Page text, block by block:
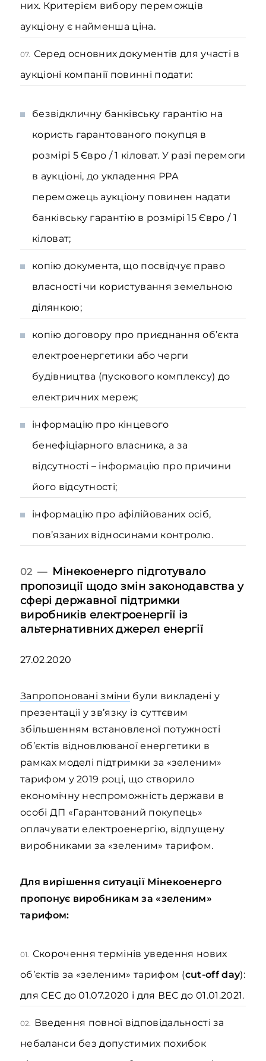
них. Критерієм вибору переможців
аукціону є найменша ціна.
07. Серед основних документів для участі в
аукціоні компанії повинні подати:
безвідкличну банківську гарантію на
користь гарантованого покупця в
розмірі 5 Євро / 1 кіловат. У разі перемоги
в аукціоні, до укладення РРА
переможець аукціону повинен надати
банківську гарантію в розмірі 15 Євро / 1
кіловат;
копію документа, що посвідчує право
власності чи користування земельною
ділянкою;
копію договору про приєднання об’єкта
електроенергетики або черги
будівництва (пускового комплексу) до
електричних мереж;
інформацію про кінцевого
бенефіціарного власника, а за
відсутності – інформацію про причини
його відсутності;
інформацію про афілійованих осіб,
пов’язаних відносинами контролю.
02 — Мінекоенерго підготувало
пропозиції щодо змін законодавства у
сфері державної підтримки
виробників електроенергії із
альтернативних джерел енергії
27.02.2020
Запропоновані зміни були викладені у
презентації у зв’язку із суттєвим
збільшенням встановленої потужності
об’єктів відновлюваної енергетики в
рамках моделі підтримки за «зеленим»
тарифом у 2019 році, що створило
економічну неспроможність держави в
особі ДП «Гарантований покупець»
оплачувати електроенергію, відпущену
виробниками за «зеленим» тарифом.
Для вирішення ситуації Мінекоенерго
пропонує виробникам за «зеленим»
тарифом:
01. Скорочення термінів уведення нових
об’єктів за «зеленим» тарифом (cut-off day):
для СЕС до 01.07.2020 і для ВЕС до 01.01.2021.
02. Введення повної відповідальності за
небаланси без допустимих похибок